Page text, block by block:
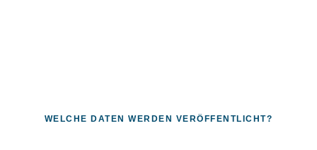
WELCHE DATEN WERDEN VERÖFFENTLICHT?